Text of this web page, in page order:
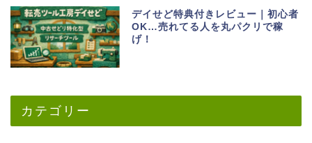
デイせど特典付きレビュー｜初心者
OK…売れてる人を丸パクリで稼
げ！
カテゴリー